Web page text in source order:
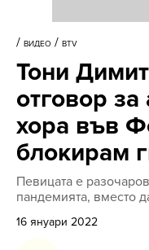
/ ВИДЕО / BTV
Тони
отговор за
хора във
блокирам
Певицата е
пандемията, вместо
16 януари 2022